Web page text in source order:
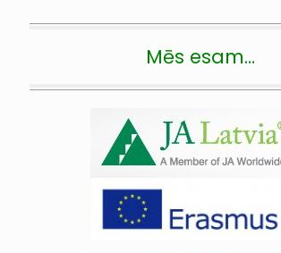
Mēs esam…